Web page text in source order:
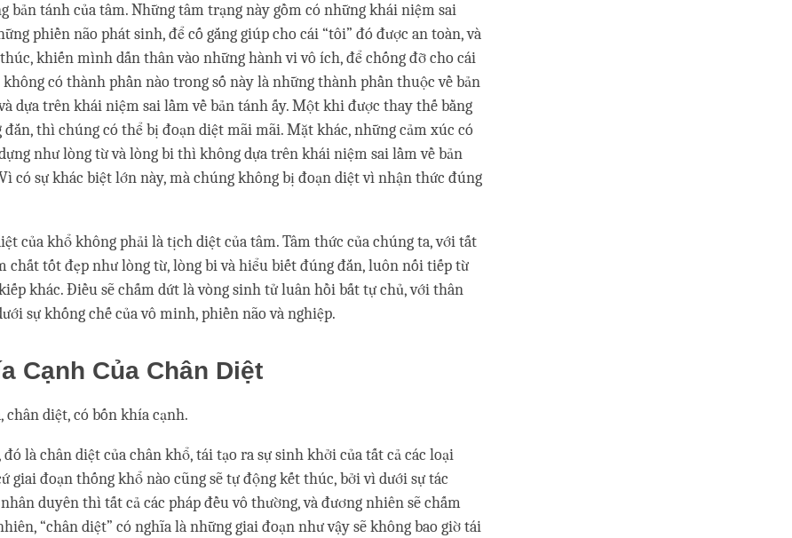
bản tánh của tâm. Những tâm trạng này gồm có những khái niệm sai
phiền não phát sinh, để cố gắng giúp cho cái “tôi” đó được an toàn, và
khiến mình dấn thân vào những hành vi vô ích, để chống đỡ cho cái
không có thành phần nào trong số này là những thành phần thuộc về bản
dựa trên khái niệm sai lầm về bản tánh ấy. Một khi được thay thế bằng
thì chúng có thể bị đoạn diệt mãi mãi. Mặt khác, những cảm xúc có
như lòng từ và lòng bi thì không dựa trên khái niệm sai lầm về bản
có sự khác biệt lớn này, mà chúng không bị đoạn diệt vì nhận thức đúng
của khổ không phải là tịch diệt của tâm. Tâm thức của chúng ta, với tất
chất tốt đẹp như lòng từ, lòng bi và hiểu biết đúng đắn, luôn nối tiếp từ
khác. Điều sẽ chấm dứt là vòng sinh tử luân hồi bất tự chủ, với thân
sự khống chế của vô minh, phiền não và nghiệp.
Cạnh Của Chân Diệt
chân diệt, có bốn khía cạnh.
là chân diệt của chân khổ, tái tạo ra sự sinh khởi của tất cả các loại
giai đoạn thống khổ nào cũng sẽ tự động kết thúc, bởi vì dưới sự tác
duyên thì tất cả các pháp đều vô thường, và đương nhiên sẽ chấm
“chân diệt” có nghĩa là những giai đoạn như vậy sẽ không bao giờ tái